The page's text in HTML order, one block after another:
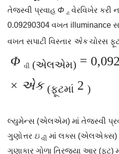
તેજસ્વી પ્રવાહ Φ વી વેરવિખેર
0.09290304 વખત illuminance
વખત સપાટી વિસ્તાર એકચોરસ
Φ વી (એલએમ) =
× એક (ફૂટમાં 2 )
લ્યુમેન્સ (એલએમ) માં તેજસ્વી
ગુણોત્તર ઇ વી માં લક્સ (એલએક્સ)
ગુણાકાર ગોળા ત્રિજ્યા આર (ફુટ)